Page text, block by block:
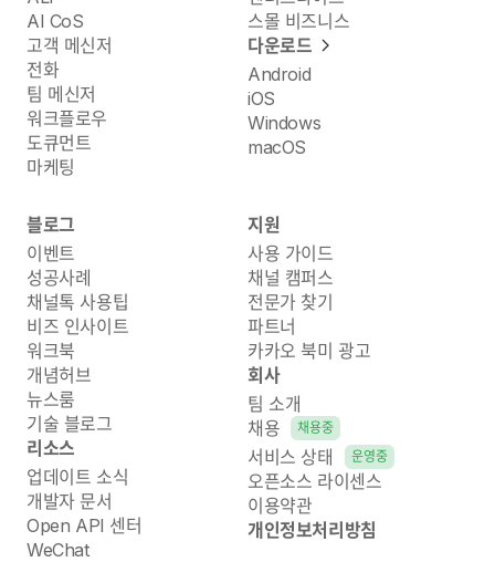
AI CoS
고객 메신저
전화
팀 메신저
워크플로우
도큐먼트
마케팅
스몰 비즈니스
다운로드
Android
iOS
Windows
macOS
블로그
이벤트
성공사례
채널톡 사용팁
비즈 인사이트
워크북
개념허브
뉴스룸
기술 블로그
리소스
업데이트 소식
개발자 문서
Open API 센터
WeChat
지원
사용 가이드
채널 캠퍼스
전문가 찾기
파트너
카카오 북미 광고
회사
팀 소개
채용
채용중
서비스 상태 운영중
오픈소스 라이센스
이용약관
개인정보처리방침